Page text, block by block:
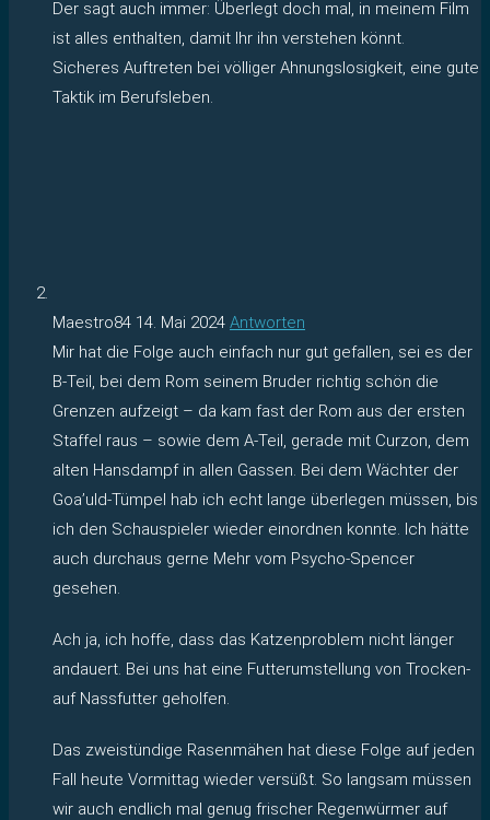
Der sagt auch immer: Überlegt doch mal, in meinem Film
ist alles enthalten, damit Ihr ihn verstehen könnt.
Sicheres Auftreten bei völliger Ahnungslosigkeit, eine gute
Taktik im Berufsleben.
Maestro84 14. Mai 2024 Antworten
Mir hat die Folge auch einfach nur gut gefallen, sei es der
B-Teil, bei dem Rom seinem Bruder richtig schön die
Grenzen aufzeigt – da kam fast der Rom aus der ersten
Staffel raus – sowie dem A-Teil, gerade mit Curzon, dem
alten Hansdampf in allen Gassen. Bei dem Wächter der
Goa’uld-Tümpel hab ich echt lange überlegen müssen, bis
ich den Schauspieler wieder einordnen konnte. Ich hätte
auch durchaus gerne Mehr vom Psycho-Spencer
gesehen.
Ach ja, ich hoffe, dass das Katzenproblem nicht länger
andauert. Bei uns hat eine Futterumstellung von Trocken-
auf Nassfutter geholfen.
Das zweistündige Rasenmähen hat diese Folge auf jeden
Fall heute Vormittag wieder versüßt. So langsam müssen
wir auch endlich mal genug frischer Regenwürmer auf